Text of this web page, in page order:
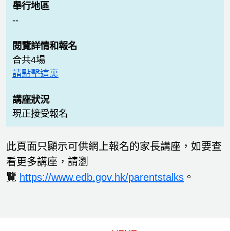
--
合共4場
請點擊這裏
現正接受報名
此頁面只顯示可供網上報名的家長講座，如要查
看更多講座，請瀏
覽 https://www.edb.gov.hk/parentstalks 。